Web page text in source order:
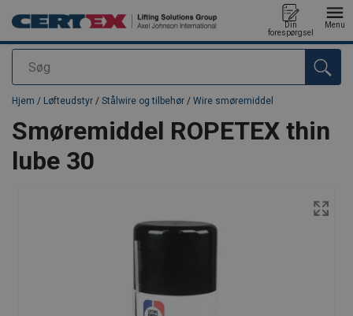
Søg
Din
forespørgsel
Menu
Produktet blev tilføjet til din forespørgsel
Hjem / Løfteudstyr / Stålwire og tilbehør / Wire smøremiddel
Smøremiddel ROPETEX thin
lube 30